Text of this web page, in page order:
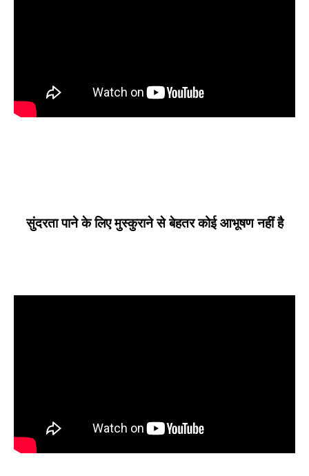
सुंदरता पाने के लिए मुस्कुराने से बेहतर कोई आभूषण नहीं है